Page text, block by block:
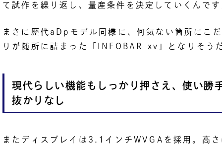
て試作を繰り返し、量産条件を決定していくんで
まさに歴代aDpモデル同様に、何気ない箇所にこ
りが随所に詰まった「INFOBAR xv」となりそう
現代らしい機能もしっかり押さえ、使い勝
抜かりなし
またディスプレイは3.1インチWVGAを採用。高